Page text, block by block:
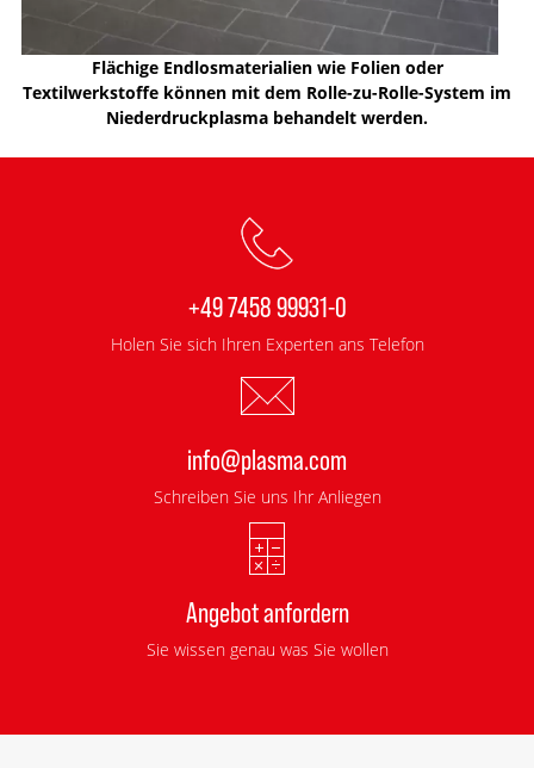
Flächige Endlosmaterialien wie Folien oder
Textilwerkstoffe können mit dem Rolle-zu-Rolle-System im
Niederdruckplasma behandelt werden.
+49 7458 99931-0
Holen Sie sich Ihren Experten ans Telefon
info@plasma.com
Schreiben Sie uns Ihr Anliegen
Angebot anfordern
Sie wissen genau was Sie wollen